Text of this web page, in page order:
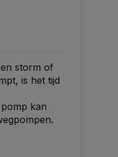
storm of
is het tijd
kan